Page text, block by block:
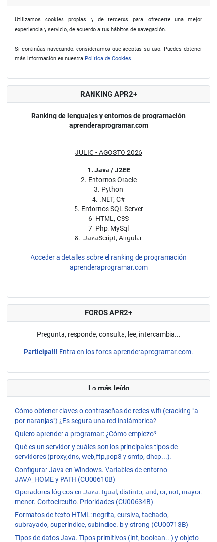
Utilizamos cookies propias y de terceros para ofrecerte una mejor
experiencia y servicio, de acuerdo a tus hábitos de navegación.
Si continúas navegando, consideramos que aceptas su uso. Puedes obtener
más información en nuestra Política de Cookies.
RANKING APR2+
Ranking de lenguajes y entornos de programación
aprenderaprogramar.com
JULIO - AGOSTO 2026
1. Java / J2EE
2. Entornos Oracle
3. Python
4. .NET, C#
5. Entornos SQL Server
6. HTML, CSS
7. Php, MySql
8. JavaScript, Angular
Acceder a detalles sobre el ranking de programación
aprenderaprogramar.com
FOROS APR2+
Pregunta, responde, consulta, lee, intercambia...
Participa!!! Entra en los foros aprenderaprogramar.com.
Lo más leído
Cómo obtener claves o contraseñas de redes wifi (cracking "a
por naranjas") ¿Es segura una red inalámbrica?
Quiero aprender a programar: ¿Cómo empiezo?
Qué es un servidor y cuáles son los principales tipos de
servidores (proxy,dns, web,ftp,pop3 y smtp, dhcp...).
Configurar Java en Windows. Variables de entorno
JAVA_HOME y PATH (CU00610B)
Operadores lógicos en Java. Igual, distinto, and, or, not, mayor,
menor. Cortocircuito. Prioridades (CU00634B)
Formatos de texto HTML: negrita, cursiva, tachado,
subrayado, superíndice, subíndice. b y strong (CU00713B)
Tipos de datos Java. Tipos primitivos (int, boolean...) y objeto